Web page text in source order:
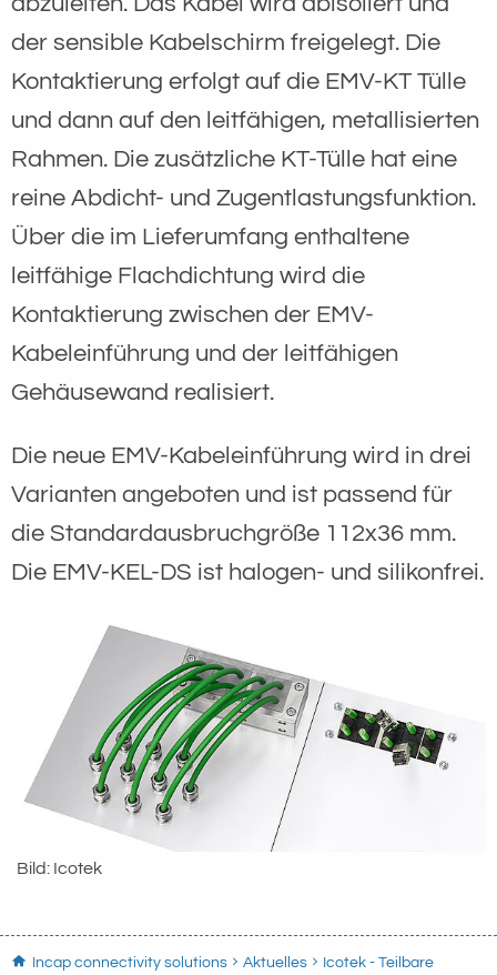
der sensible Kabelschirm freigelegt. Die
Kontaktierung erfolgt auf die EMV-KT Tülle
und dann auf den leitfähigen, metallisierten
Rahmen. Die zusätzliche KT-Tülle hat eine
reine Abdicht- und Zugentlastungsfunktion.
Über die im Lieferumfang enthaltene
leitfähige Flachdichtung wird die
Kontaktierung zwischen der EMV-
Kabeleinführung und der leitfähigen
Gehäusewand realisiert.
Die neue EMV-Kabeleinführung wird in drei
Varianten angeboten und ist passend für
die Standardausbruchgröße 112x36 mm.
Die EMV-KEL-DS ist halogen- und silikonfrei.
Bild: Icotek
Incap connectivity solutions Aktuelles Icotek - Teilbare